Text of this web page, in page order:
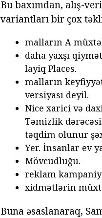
Bu baxımdan, alış-
variantları bir çox
malların A
daha yaxşı
layiq Places.
malların
versiyası deyil.
Nice xarici və
Təmizlik
təqdim olunur
Yer. İnsanlar ev
Mövcudluğu.
reklam
xidmətlərin
Buna əsaslanaraq,